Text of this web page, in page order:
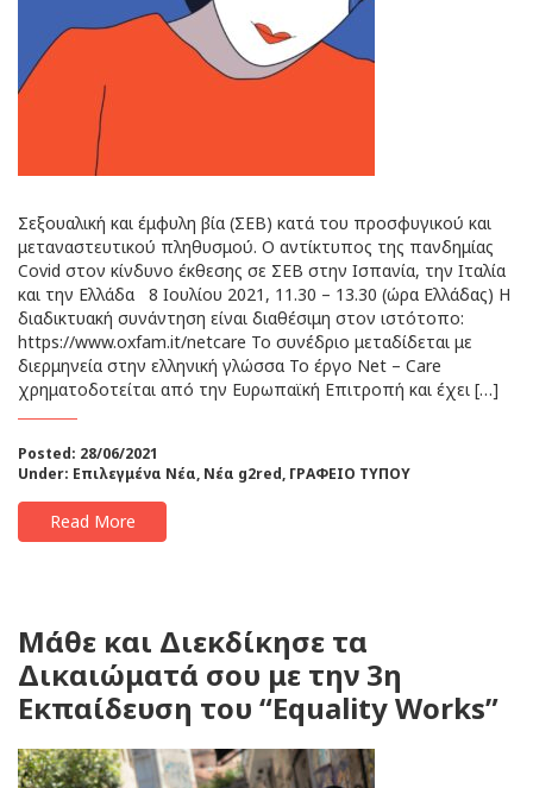
Σεξουαλική και έμφυλη βία (ΣΕΒ) κατά του προσφυγικού και
μεταναστευτικού πληθυσμού. Ο αντίκτυπος της πανδημίας
Covid στον κίνδυνο έκθεσης σε ΣΕΒ στην Ισπανία, την Ιταλία
και την Ελλάδα 8 Ιουλίου 2021, 11.30 – 13.30 (ώρα Ελλάδας) Η
διαδικτυακή συνάντηση είναι διαθέσιμη στον ιστότοπο:
https://www.oxfam.it/netcare Το συνέδριο μεταδίδεται με
διερμηνεία στην ελληνική γλώσσα Το έργο Net – Care
χρηματοδοτείται από την Ευρωπαϊκή Επιτροπή και έχει […]
Posted: 28/06/2021
Under: Επιλεγμένα Νέα, Νέα g2red, ΓΡΑΦΕΙΟ ΤΥΠΟΥ
Read More
Μάθε και Διεκδίκησε τα
Δικαιώματά σου με την 3η
Εκπαίδευση του “Equality Works”